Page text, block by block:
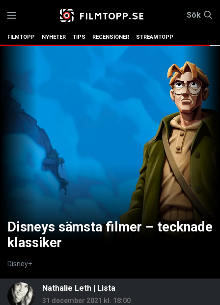
Sök
FILMTOPP NYHETER TIPS RECENSIONER STREAMTOPP
Disneys sämsta filmer – tecknade
klassiker
Disney+
Nathalie Leth | Lista
31 december 2021 kl. 18:00